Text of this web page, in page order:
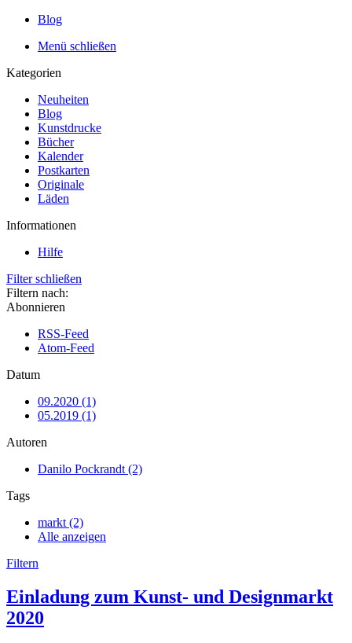
Blog
Menü schließen
Kategorien
Neuheiten
Blog
Kunstdrucke
Bücher
Kalender
Postkarten
Originale
Läden
Informationen
Hilfe
Filter schließen
Filtern nach:
Abonnieren
RSS-Feed
Atom-Feed
Datum
09.2020 (1)
05.2019 (1)
Autoren
Danilo Pockrandt (2)
Tags
markt (2)
Alle anzeigen
Filtern
Einladung zum Kunst- und Designmarkt
2020